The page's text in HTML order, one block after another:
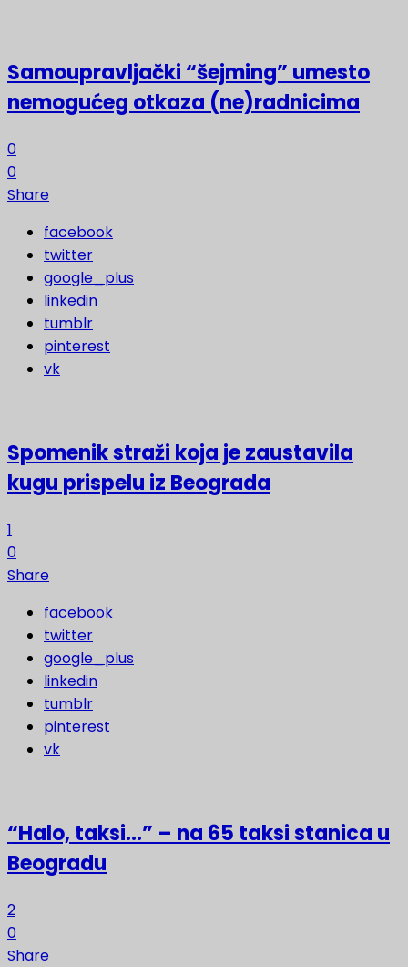
Samoupravljački “šejming” umesto
nemogućeg otkaza (ne)radnicima
0
0
Share
facebook
twitter
google_plus
linkedin
tumblr
pinterest
vk
Spomenik straži koja je zaustavila
kugu prispelu iz Beograda
1
0
Share
facebook
twitter
google_plus
linkedin
tumblr
pinterest
vk
“Halo, taksi…” – na 65 taksi stanica u
Beogradu
2
0
Share